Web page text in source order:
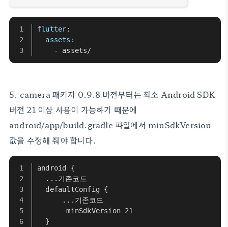
flutter:
assets :
    - assets/
5. camera 패키지 0.9.8 버전부터는 최소 Android SDK
버전 21 이상 사용이 가능하기 때문에
android/app/build.gradle 파일에서 minSdkVersion
값을 수정해 줘야 합니다.
android {
  ...기존코드
  defaultConfig {
      ...기존코드
       minSdkVersion 21
  }